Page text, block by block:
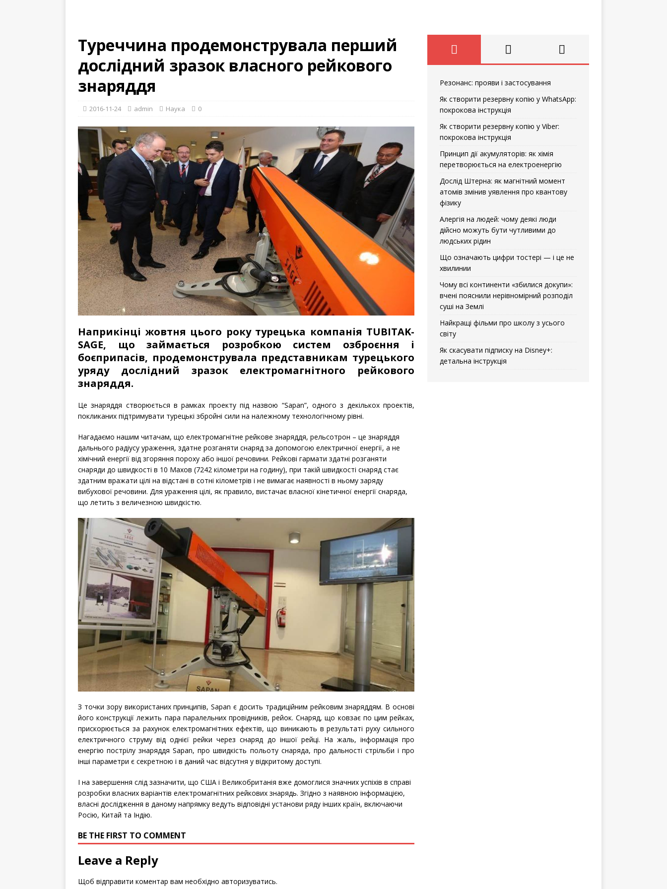
Туреччина продемонструвала перший
дослідний зразок власного рейкового
знаряддя
2016-11-24 admin Наука 0
Наприкінці жовтня цього року турецька компанія TUBITAK-
SAGE, що займається розробкою систем озброєння і
боєприпасів, продемонструвала представникам турецького
уряду дослідний зразок електромагнітного рейкового
знаряддя.
Це знаряддя створюється в рамках проекту під назвою “Sapan”, одного з декількох проектів,
покликаних підтримувати турецькі збройні сили на належному технологічному рівні.
Нагадаємо нашим читачам, що електромагнітне рейкове знаряддя, рельсотрон – це знаряддя
дальнього радіусу ураження, здатне розганяти снаряд за допомогою електричної енергії, а не
хімічний енергії від згоряння пороху або іншої речовини. Рейкові гармати здатні розганяти
снаряди до швидкості в 10 Махов (7242 кілометри на годину), при такій швидкості снаряд стає
здатним вражати цілі на відстані в сотні кілометрів і не вимагає наявності в ньому заряду
вибухової речовини. Для ураження цілі, як правило, вистачає власної кінетичної енергії снаряда,
що летить з величезною швидкістю.
З точки зору використаних принципів, Sapan є досить традиційним рейковим знаряддям. В основі
його конструкції лежить пара паралельних провідників, рейок. Снаряд, що ковзає по цим рейках,
прискорюється за рахунок електромагнітних ефектів, що виникають в результаті руху сильного
електричного струму від однієї рейки через снаряд до іншої рейці. На жаль, інформація про
енергію пострілу знаряддя Sapan, про швидкість польоту снаряда, про дальності стрільби і про
інші параметри є секретною і в даний час відсутня у відкритому доступі.
І на завершення слід зазначити, що США і Великобританія вже домоглися значних успіхів в справі
розробки власних варіантів електромагнітних рейкових знарядь. Згідно з наявною інформацією,
власні дослідження в даному напрямку ведуть відповідні установи ряду інших країн, включаючи
Росію, Китай та Індію.
BE THE FIRST TO COMMENT
Leave a Reply
Щоб відправити коментар вам необхідно авторизуватись.
Резонанс: прояви і застосування
Як створити резервну копію у WhatsApp:
покрокова інструкція
Як створити резервну копію у Viber:
покрокова інструкція
Принцип дії акумуляторів: як хімія
перетворюється на електроенергію
Дослід Штерна: як магнітний момент
атомів змінив уявлення про квантову
фізику
Алергія на людей: чому деякі люди
дійсно можуть бути чутливими до
людських рідин
Що означають цифри тостері — і це не
хвилинии
Чому всі континенти «збилися докупи»:
вчені пояснили нерівномірний розподіл
суші на Землі
Найкращі фільми про школу з усього
світу
Як скасувати підписку на Disney+:
детальна інструкція